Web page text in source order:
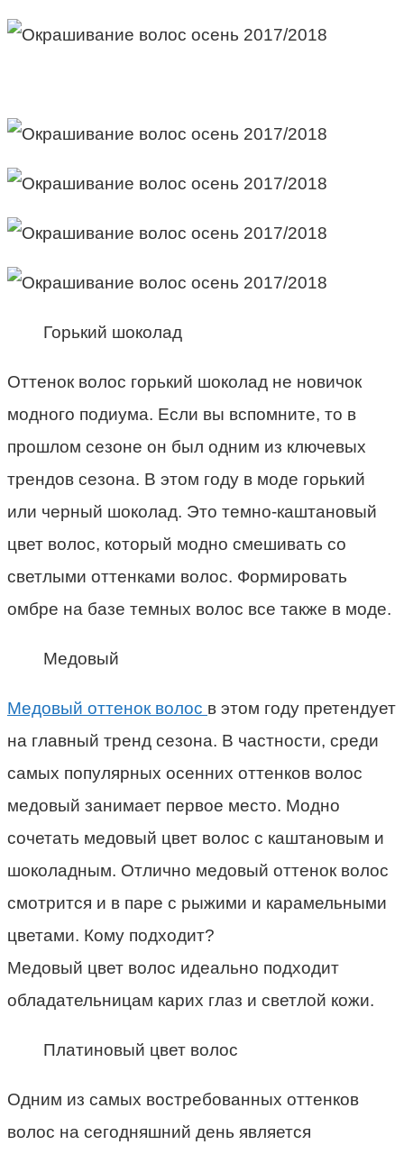
Горький шоколад
Оттенок волос горький шоколад не новичок
модного подиума. Если вы вспомните, то в
прошлом сезоне он был одним из ключевых
трендов сезона. В этом году в моде горький
или черный шоколад. Это темно-каштановый
цвет волос, который модно смешивать со
светлыми оттенками волос. Формировать
омбре на базе темных волос все также в моде.
Медовый
Медовый оттенок волос в этом году претендует
на главный тренд сезона. В частности, среди
самых популярных осенних оттенков волос
медовый занимает первое место. Модно
сочетать медовый цвет волос с каштановым и
шоколадным. Отлично медовый оттенок волос
смотрится и в паре с рыжими и карамельными
цветами. Кому подходит?
Медовый цвет волос идеально подходит
обладательницам карих глаз и светлой кожи.
Платиновый цвет волос
Одним из самых востребованных оттенков
волос на сегодняшний день является